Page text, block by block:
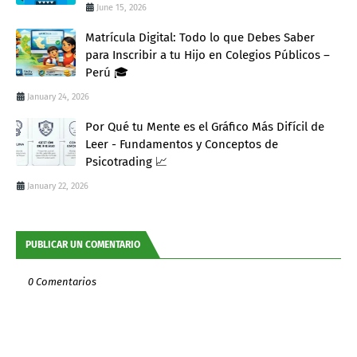
June 15, 2026
Matrícula Digital: Todo lo que Debes Saber
para Inscribir a tu Hijo en Colegios Públicos –
Perú 🎓
January 24, 2026
Por Qué tu Mente es el Gráfico Más Difícil de
Leer - Fundamentos y Conceptos de
Psicotrading 📈
January 22, 2026
PUBLICAR UN COMENTARIO
0 Comentarios